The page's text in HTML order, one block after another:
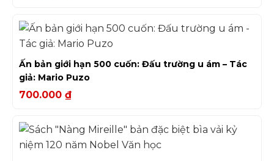
Ấn bản giới hạn 500 cuốn: Đấu trường u ám – Tác
giả: Mario Puzo
700.000 ₫